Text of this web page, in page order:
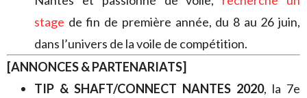
stage de fin de première année, du 8 au 26 juin,
dans l’univers de la voile de compétition.
[ANNONCES & PARTENARIATS]
TIP & SHAFT/CONNECT NANTES 2020, la 7e